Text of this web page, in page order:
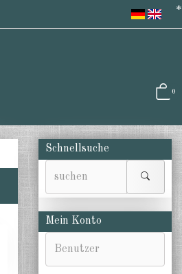
*
0
Schnellsuche
Mein Konto